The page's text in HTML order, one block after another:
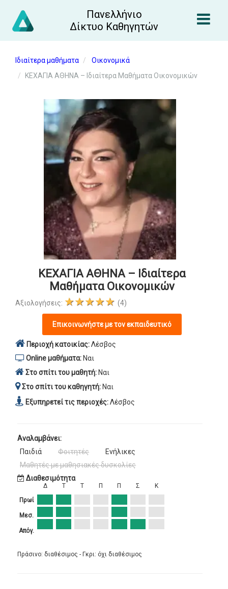
Πανελλήνιο
Δίκτυο Καθηγητών
Ιδιαίτερα μαθήματα
Οικονομικά
ΚΕΧΑΓΙΑ ΑΘΗΝΑ – Ιδιαίτερα Μαθήματα Οικονομικών
ΚΕΧΑΓΙΑ ΑΘΗΝΑ – Ιδιαίτερα
Μαθήματα Οικονομικών
Αξιολογήσεις: ★★★★★ (4)
Επικοινωνήστε με τον εκπαιδευτικό
Περιοχή κατοικίας:Λέσβος
Online μαθήματα: Ναι
Στο σπίτι του μαθητή: Ναι
Στο σπίτι του καθηγητή: Ναι
Εξυπηρετεί τις περιοχές:Λέσβος
Αναλαμβάνει:
Παιδιά
Φοιτητές
Ενήλικες
Μαθητές με μαθησιακές δυσκολίες
Διαθεσιμότητα
Πρωί
Μεσ.
Απόγ.
Δ Τ Τ Π Π Σ Κ
Πράσινο: διαθέσιμος - Γκρι: όχι διαθέσιμος